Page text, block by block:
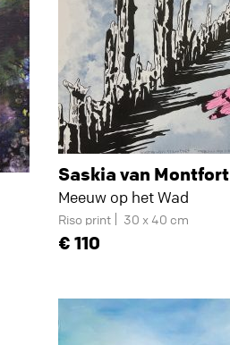
Saskia van Montfort
Meeuw op het Wad
Riso print 30 x 40 cm
110